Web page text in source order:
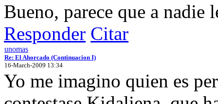
Bueno, parece que a nadie
Responder Citar
unomas
Re: El Ahorcado (Continuacion I)
16-March-2009 13:34
Yo me imagino quien es